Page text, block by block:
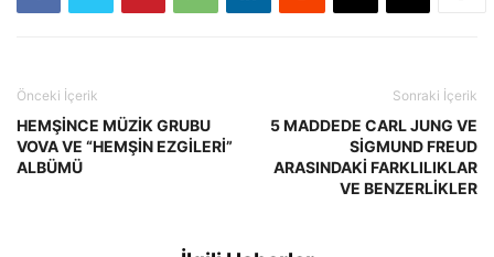
Önceki İçerik
HEMŞİNCE MÜZİK GRUBU
VOVA VE “HEMŞİN EZGİLERİ”
ALBÜMÜ
Sonraki İçerik
5 MADDEDE CARL JUNG VE
SİGMUND FREUD
ARASINDAKİ FARKLILIKLAR
VE BENZERLİKLER